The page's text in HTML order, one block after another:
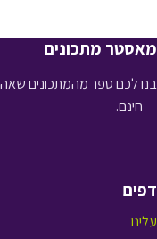
מאסטר מתכונים
בנו לכם ספר מהמתכונים
— חינם.
דפים
עלינו